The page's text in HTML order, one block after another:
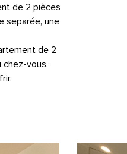
de 2 pièces
separée, une
de 2
vous.